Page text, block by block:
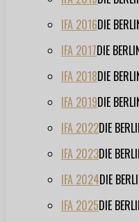
IFA 2016DIE
IFA 2017DIE
IFA 2018DIE
IFA 2019DIE
IFA 2022DIE
IFA 2023DIE
IFA 2024DIE
IFA 2025DIE